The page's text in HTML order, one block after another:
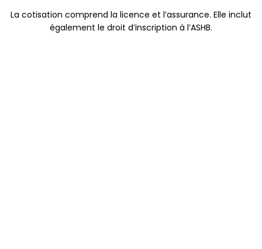
La cotisation comprend la licence et l’assurance. Elle inclut
également le droit d’inscription à l’ASHB.